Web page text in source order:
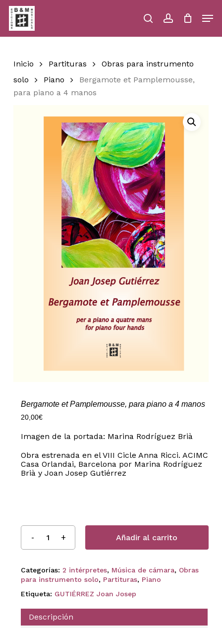
Skip
main
content
searchaccount
Close
Inicio Partituras
Obras para instrumento
solo
Piano
Bergamote et Pamplemousse,
para piano a 4 manos
Bergamote et Pamplemousse, para piano a 4 manos
20,00€
Imagen de la portada: Marina Rodríguez Brià
Obra estrenada en el VIII Cicle Anna Ricci. ACIMC
Casa Orlandai, Barcelona por Marina Rodríguez
Brià y Joan Josep Gutiérrez
Añadir al carrito
Categorías: 2 intérpretes, Música de cámara, Obras
para instrumento solo, Partituras, Piano
Etiqueta: GUTIÉRREZ Joan Josep
Descripción
Menu